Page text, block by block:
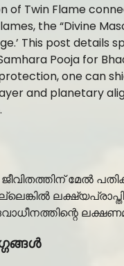
of Twin Flame
the “Divine
This post
Pooja for
one can
and planetary
മേൽ